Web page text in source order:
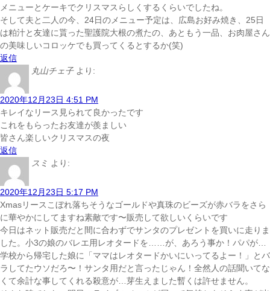
メニューとケーキでクリスマスらしくするくらいでしたね。
そして夫と二人の今、24日のメニュー予定は、広島お好み焼き、25日
は粕汁と友達に貰った聖護院大根の煮たの、あともう一品、お肉屋さん
の美味しいコロッケでも買ってくるとするか(笑)
返信
丸山チェ子 より:
2020年12月23日 4:51 PM
キレイなリース見られて良かったです
これをもらったお友達が羨ましい
皆さん楽しいクリスマスの夜
返信
スミ より:
2020年12月23日 5:17 PM
Xmasリース こぼれ落ちそうなゴールドや真珠のビーズが赤バラをさら
に華やかにしてますね素敵です〜販売して欲しいくらいです
今日はネット販売だと間に合わずでサンタのプレゼントを買いに走りま
した。小3の娘のバレエ用レオタードを ……が、あろう事か！パパが…
学校から帰宅した娘に「ママはレオタードかいにいってるよー！」とバ
ラしてたウソだろ〜！サンタ用だと言ったじゃん！全然人の話聞いてな
くて余計な事してくれる殺意が…芽生えました暫くは許せません。